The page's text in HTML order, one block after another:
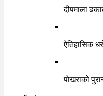
दीपमाला
ऐतिहासिक
पोखराको